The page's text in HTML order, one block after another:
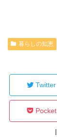
暮らしの知恵
Twitter
Pocket